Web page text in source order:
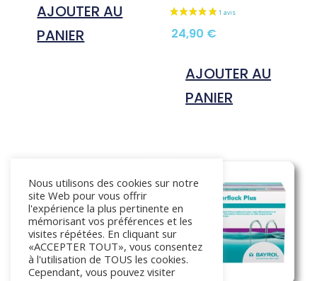
AJOUTER AU
PANIER
24,90 €
AJOUTER AU
PANIER
Nous utilisons des cookies sur notre
site Web pour vous offrir
l'expérience la plus pertinente en
mémorisant vos préférences et les
visites répétées. En cliquant sur
«ACCEPTER TOUT», vous consentez
à l'utilisation de TOUS les cookies.
Cependant, vous pouvez visiter